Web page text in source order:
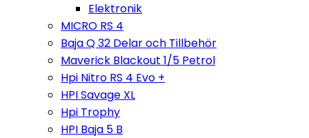
Elektronik
MICRO RS 4
Baja Q 32 Delar och Tillbehör
Maverick Blackout 1/5 Petrol
Hpi Nitro RS 4 Evo +
HPI Savage XL
Hpi Trophy
HPI Baja 5 B